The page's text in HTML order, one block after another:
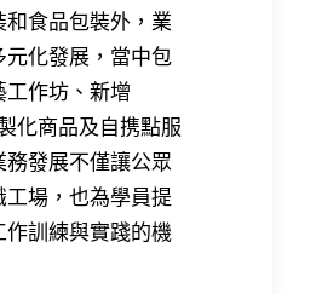
和食品包裝外，業
元化發展，當中包
工作坊、新增
化商品及自携點服
務發展不僅讓公眾
工場，也為學員提
作訓練與實踐的機